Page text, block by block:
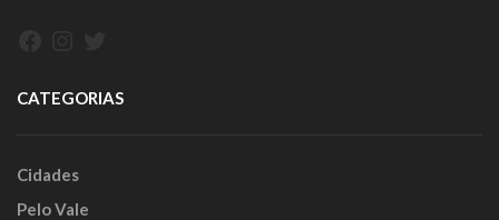
CATEGORIAS
Cidades
Pelo Vale